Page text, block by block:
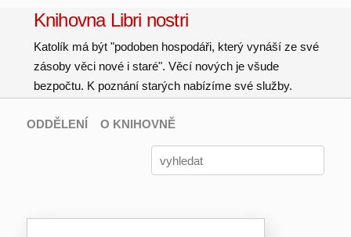
Knihovna Libri nostri
Katolík má být "podoben hospodáři, který vynáší ze své
zásoby věci nové i staré". Věcí nových je všude
bezpočtu. K poznání starých nabízíme své služby.
ODDĚLENÍ O KNIHOVNĚ